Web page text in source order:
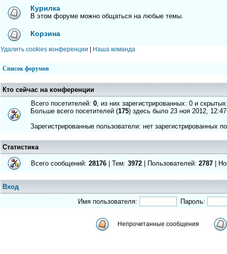
Курилка
В этом форуме можно общаться на любые темы.
Корзина
Удалить cookies конференции Наша команда
Список форумов
Кто сейчас на конференции
Всего посетителей: 0, из них зарегистрированных: 0 и
Больше всего посетителей (175) здесь было 23 ноя 2012, 12:47
Зарегистрированные пользователи: нет зарегистрированных
Статистика
Всего сообщений: 28176 | Тем: 3972 | Пользователей: 2787 |
Вход
Имя пользователя:
Пароль:
Непрочитанные сообщения